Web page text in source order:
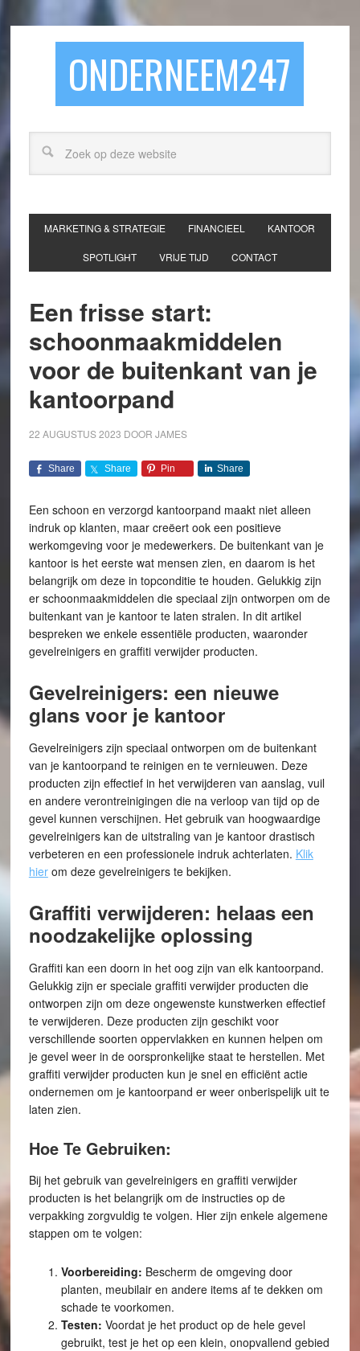
ONDERNEEM247
MARKETING & STRATEGIE FINANCIEEL KANTOOR
SPOTLIGHT VRIJE TIJD CONTACT
Een frisse start:
schoonmaakmiddelen
voor de buitenkant van je
kantoorpand
22 AUGUSTUS 2023 DOOR JAMES
Share Share Pin Share
Een schoon en verzorgd kantoorpand maakt niet alleen
indruk op klanten, maar creëert ook een positieve
werkomgeving voor je medewerkers. De buitenkant van je
kantoor is het eerste wat mensen zien, en daarom is het
belangrijk om deze in topconditie te houden. Gelukkig zijn
er schoonmaakmiddelen die speciaal zijn ontworpen om de
buitenkant van je kantoor te laten stralen. In dit artikel
bespreken we enkele essentiële producten, waaronder
gevelreinigers en graffiti verwijder producten.
Gevelreinigers: een nieuwe
glans voor je kantoor
Gevelreinigers zijn speciaal ontworpen om de buitenkant
van je kantoorpand te reinigen en te vernieuwen. Deze
producten zijn effectief in het verwijderen van aanslag, vuil
en andere verontreinigingen die na verloop van tijd op de
gevel kunnen verschijnen. Het gebruik van hoogwaardige
gevelreinigers kan de uitstraling van je kantoor drastisch
verbeteren en een professionele indruk achterlaten. Klik
hierom deze gevelreinigers te bekijken.
Graffiti verwijderen: helaas een
noodzakelijke oplossing
Graffiti kan een doorn in het oog zijn van elk kantoorpand.
Gelukkig zijn er speciale graffiti verwijder producten die
ontworpen zijn om deze ongewenste kunstwerken effectief
te verwijderen. Deze producten zijn geschikt voor
verschillende soorten oppervlakken en kunnen helpen om
je gevel weer in de oorspronkelijke staat te herstellen. Met
graffiti verwijder producten kun je snel en efficiënt actie
ondernemen om je kantoorpand er weer onberispelijk uit te
laten zien.
Hoe Te Gebruiken:
Bij het gebruik van gevelreinigers en graffiti verwijder
producten is het belangrijk om de instructies op de
verpakking zorgvuldig te volgen. Hier zijn enkele algemene
stappen om te volgen:
Voorbereiding: Bescherm de omgeving door
planten, meubilair en andere items af te dekken om
schade te voorkomen.
Testen: Voordat je het product op de hele gevel
gebruikt, test je het op een klein, onopvallend gebied